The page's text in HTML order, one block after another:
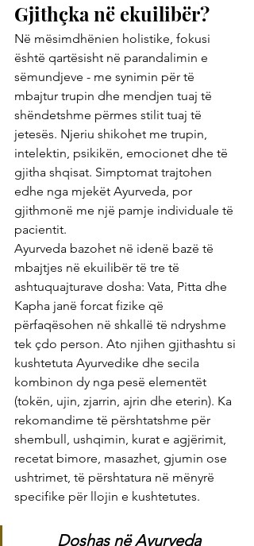
Gjithçka në ekuilibër?
Në mësimdhënien holistike, fokusi
është qartësisht në parandalimin e
sëmundjeve - me synimin për të
mbajtur trupin dhe mendjen tuaj të
shëndetshme përmes stilit tuaj të
jetesës. Njeriu shikohet me trupin,
intelektin, psikikën, emocionet dhe të
gjitha shqisat. Simptomat trajtohen
edhe nga mjekët Ayurveda, por
gjithmonë me një pamje individuale të
pacientit.
Ayurveda bazohet në idenë bazë të
mbajtjes në ekuilibër të tre të
ashtuquajturave dosha: Vata, Pitta dhe
Kapha janë forcat fizike që
përfaqësohen në shkallë të ndryshme
tek çdo person. Ato njihen gjithashtu si
kushtetuta Ayurvedike dhe secila
kombinon dy nga pesë elementët
(tokën, ujin, zjarrin, ajrin dhe eterin). Ka
rekomandime të përshtatshme për
shembull, ushqimin, kurat e agjërimit,
recetat bimore, masazhet, gjumin ose
ushtrimet, të përshtatura në mënyrë
specifike për llojin e kushtetutes.
Doshas në Ayurveda